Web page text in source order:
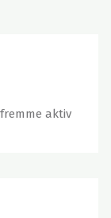
aktiv